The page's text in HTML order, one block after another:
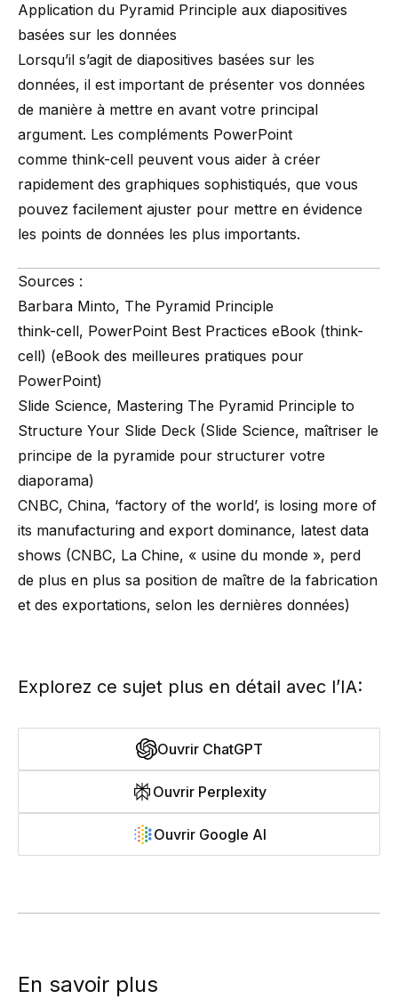
Application du Pyramid Principle aux diapositives
basées sur les données
Lorsqu’il s’agit de diapositives basées sur les
données, il est important de présenter vos données
de manière à mettre en avant votre principal
argument. Les compléments PowerPoint
comme think-cell peuvent vous aider à créer
rapidement des graphiques sophistiqués, que vous
pouvez facilement ajuster pour mettre en évidence
les points de données les plus importants.
Sources :
Barbara Minto, The Pyramid Principle
think-cell, PowerPoint Best Practices eBook (think-
cell) (eBook des meilleures pratiques pour
PowerPoint)
Slide Science, Mastering The Pyramid Principle to
Structure Your Slide Deck (Slide Science, maîtriser le
principe de la pyramide pour structurer votre
diaporama)
CNBC, China, ‘factory of the world’, is losing more of
its manufacturing and export dominance, latest data
shows (CNBC, La Chine, « usine du monde », perd
de plus en plus sa position de maître de la fabrication
et des exportations, selon les dernières données)
Explorez ce sujet plus en détail avec l’IA:
Ouvrir ChatGPT
Ouvrir Perplexity
Ouvrir Google AI
En savoir plus